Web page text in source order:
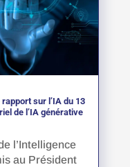
sur l’IA du 13
de l’IA générative
l’Intelligence
au Président